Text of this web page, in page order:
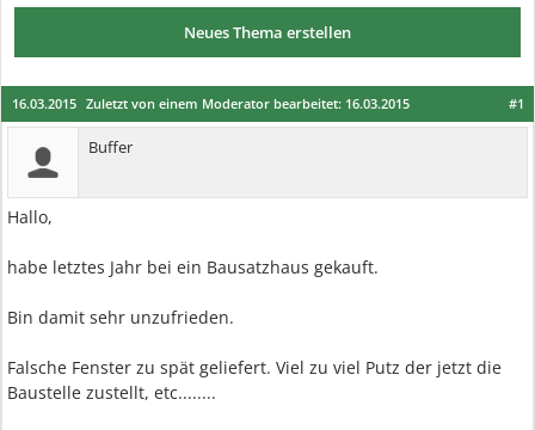
Neues Thema erstellen
#1
16.03.2015 Zuletzt von einem Moderator bearbeitet: 16.03.2015
Buffer
Hallo,
habe letztes Jahr bei ein Bausatzhaus gekauft.
Bin damit sehr unzufrieden.
Falsche Fenster zu spät geliefert. Viel zu viel Putz der jetzt die
Baustelle zustellt, etc........